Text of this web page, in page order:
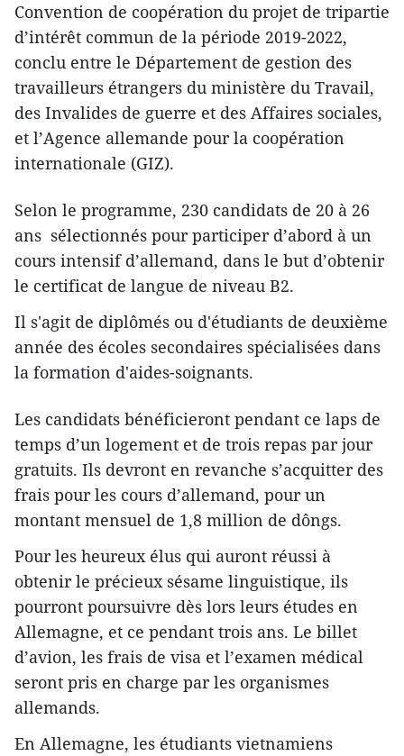
Convention de coopération du projet de tripartie
d’intérêt commun de la période 2019-2022,
conclu entre le Département de gestion des
travailleurs étrangers du ministère du Travail,
des Invalides de guerre et des Affaires sociales,
et l’Agence allemande pour la coopération
internationale (GIZ).
Selon le programme, 230 candidats de 20 à 26
ans sélectionnés pour participer d’abord à un
cours intensif d’allemand, dans le but d’obtenir
le certificat de langue de niveau B2.
Il s'agit de diplômés ou d'étudiants de deuxième
année des écoles secondaires spécialisées dans
la formation d'aides-soignants.
Les candidats bénéficieront pendant ce laps de
temps d’un logement et de trois repas par jour
gratuits. Ils devront en revanche s’acquitter des
frais pour les cours d’allemand, pour un
montant mensuel de 1,8 million de dôngs.
Pour les heureux élus qui auront réussi à
obtenir le précieux sésame linguistique, ils
pourront poursuivre dès lors leurs études en
Allemagne, et ce pendant trois ans. Le billet
d’avion, les frais de visa et l’examen médical
seront pris en charge par les organismes
allemands.
En Allemagne, les étudiants vietnamiens